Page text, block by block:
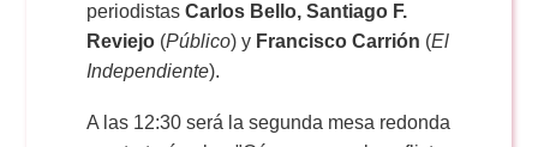
periodistasCarlos Bello, Santiago F.
Reviejo (Público) y Francisco Carrión (El
Independiente).
A las 12:30 será la segunda mesa redonda